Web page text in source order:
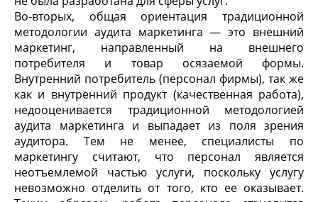
Во-вторых, общая ориентация традиционной
методологии аудита маркетинга — это внешний
маркетинг, направленный на внешнего
потребителя и товар осязаемой формы.
Внутренний потребитель (персонал фирмы), так же
как и внутренний продукт (качественная работа),
недооценивается традиционной методологией
аудита маркетинга и выпадает из поля зрения
аудитора. Тем не менее, специалисты по
маркетингу считают, что персонал является
неотъемлемой частью услуги, поскольку услугу
невозможно отделить от того, кто ее оказывает.